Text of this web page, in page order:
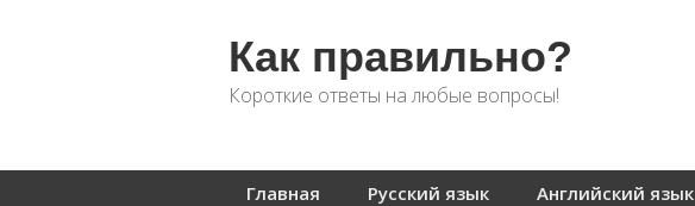
Как правильно?
Короткие ответы на любые вопросы!
Главная Русский язык Английский язык